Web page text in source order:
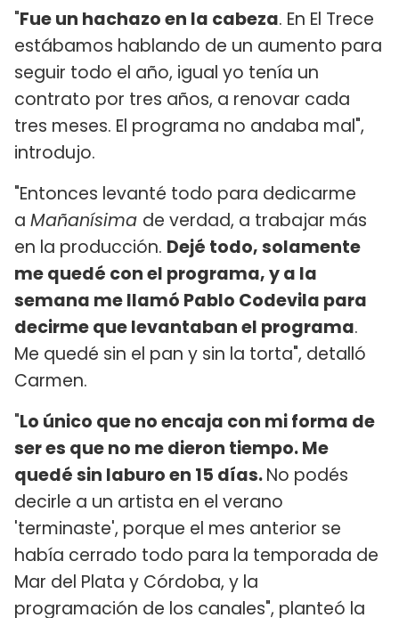
"Fue un hachazo en la cabeza. En El Trece
estábamos hablando de un aumento para
seguir todo el año, igual yo tenía un
contrato por tres años, a renovar cada
tres meses. El programa no andaba mal",
introdujo.
"Entonces levanté todo para dedicarme
a Mañanísima de verdad, a trabajar más
en la producción. Dejé todo, solamente
me quedé con el programa, y a la
semana me llamó Pablo Codevila para
decirme que levantaban el programa.
Me quedé sin el pan y sin la torta", detalló
Carmen.
"Lo único que no encaja con mi forma de
ser es que no me dieron tiempo. Me
quedé sin laburo en 15 días.No podés
decirle a un artista en el verano
'terminaste', porque el mes anterior se
había cerrado todo para la temporada de
Mar del Plata y Córdoba, y la
programación de los canales", planteó la